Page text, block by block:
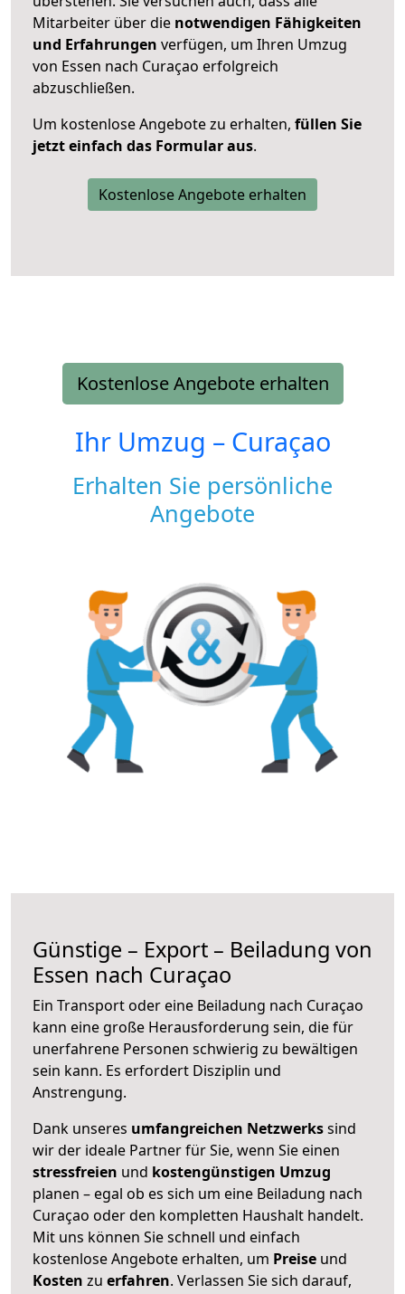
Mitarbeiter über die notwendigen Fähigkeiten
und Erfahrungen verfügen, um Ihren Umzug
von Essen nach Curaçao erfolgreich
abzuschließen.
Um kostenlose Angebote zu erhalten, füllen Sie
jetzt einfach das Formular aus.
Kostenlose Angebote erhalten
Kostenlose Angebote erhalten
Ihr Umzug – Curaçao
Erhalten Sie persönliche
Angebote
Günstige – Export – Beiladung von
Essen nach Curaçao
Ein Transport oder eine Beiladung nach Curaçao
kann eine große Herausforderung sein, die für
unerfahrene Personen schwierig zu bewältigen
sein kann. Es erfordert Disziplin und
Anstrengung.
Dank unseres umfangreichen Netzwerkssind
wir der ideale Partner für Sie, wenn Sie einen
stressfreien und kostengünstigen Umzug
planen – egal ob es sich um eine Beiladung nach
Curaçao oder den kompletten Haushalt handelt.
Mit uns können Sie schnell und einfach
kostenlose Angebote erhalten, um Preise und
Kosten zu erfahren. Verlassen Sie sich darauf,